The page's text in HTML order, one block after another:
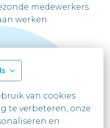
van cookies
te verbeteren, onze
en
medewerkers.
werken.